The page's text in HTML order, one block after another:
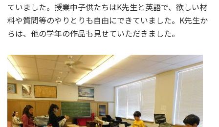
ていました。授業中子供たちはK先生と英語で、欲しい材
料や質問等のやりとりも自由にできていました。K先生か
らは、他の学年の作品も見せていただきました。